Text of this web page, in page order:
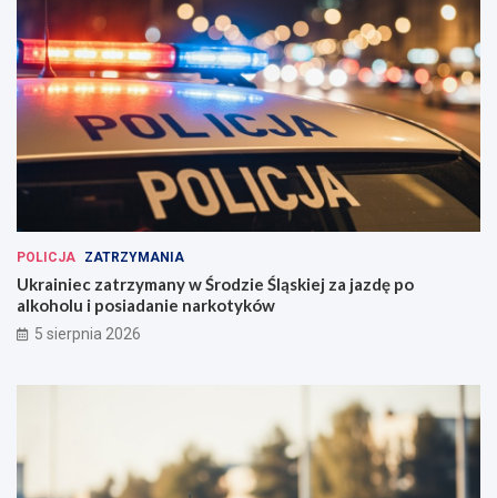
POLICJA ZATRZYMANIA
Ukrainiec zatrzymany w Środzie Śląskiej za jazdę po
alkoholu i posiadanie narkotyków
5 sierpnia 2026